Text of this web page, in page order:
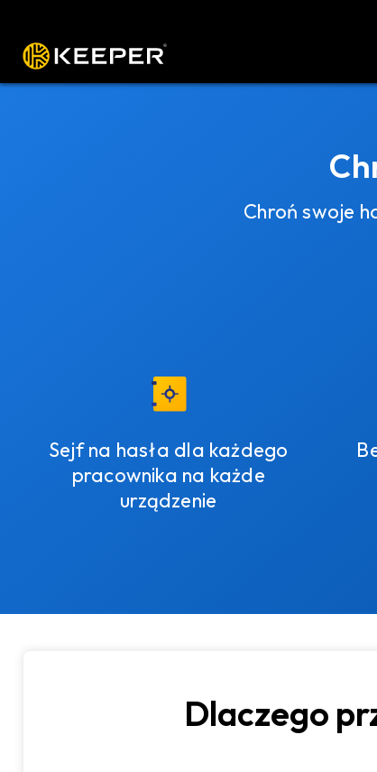
Chroń swoje
Sejf na hasła dla każdego
pracownika na każde
urządzenie
Dlaczego